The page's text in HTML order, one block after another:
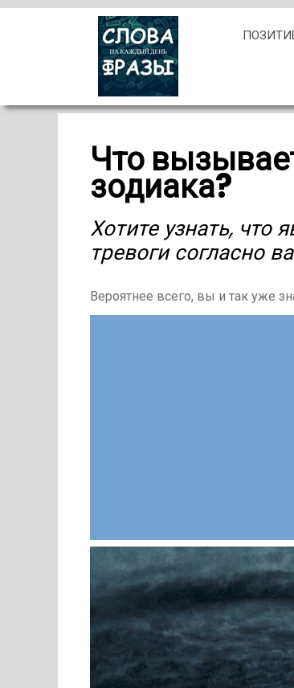
Что
зодиака?
Хотите узнать, что
тревоги согласно
Вероятнее всего, вы и так уже